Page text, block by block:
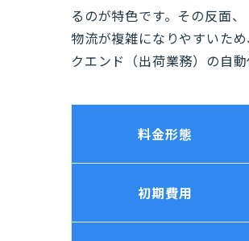
るのが特色です。その反面
物流が複雑になりやすいた
クエンド（出荷業務）の自
料金形態
初期費用